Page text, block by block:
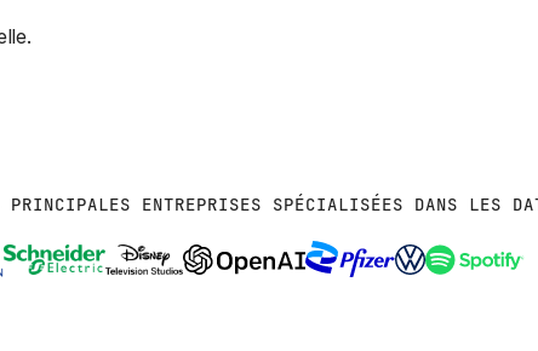
PRINCIPALES ENTREPRISES SPÉCIALISÉES DANS LES